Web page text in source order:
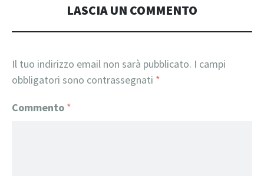
LASCIA UN COMMENTO
Il tuo indirizzo email non sarà pubblicato. I campi
obbligatori sono contrassegnati *
Commento *